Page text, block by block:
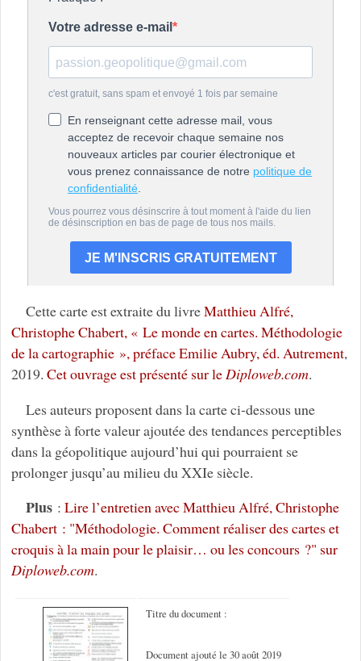
Cette carte est extraite du livreMatthieu Alfré,
Christophe Chabert, « Le monde en cartes. Méthodologie
de la cartographie », préface Emilie Aubry, éd. Autrement,
2019. Cet ouvrage est présenté sur le Diploweb.com.
Les auteurs proposent dans la carte ci-dessous une
synthèse à forte valeur ajoutée des tendances perceptibles
dans la géopolitique aujourd’hui qui pourraient se
prolonger jusqu’au milieu du XXIe siècle.
Plus: Lire l’entretien avec Matthieu Alfré, Christophe
Chabert : "Méthodologie. Comment réaliser des cartes et
croquis à la main pour le plaisir… ou les concours ?" sur
Diploweb.com.
Titre du document :
Document ajouté le 30 août 2019